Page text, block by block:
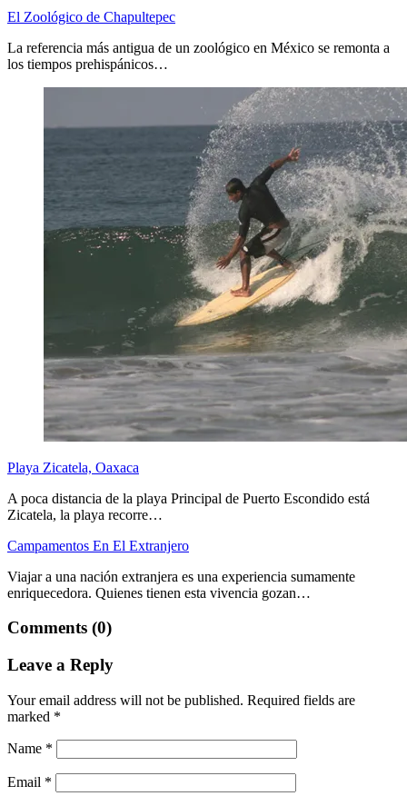
El Zoológico de Chapultepec
La referencia más antigua de un zoológico en México se remonta a
los tiempos prehispánicos…
Playa Zicatela, Oaxaca
A poca distancia de la playa Principal de Puerto Escondido está
Zicatela, la playa recorre…
Campamentos En El Extranjero
Viajar a una nación extranjera es una experiencia sumamente
enriquecedora. Quienes tienen esta vivencia gozan…
Comments (0)
Leave a Reply
Your email address will not be published. Required fields are
marked *
Name *
Email *